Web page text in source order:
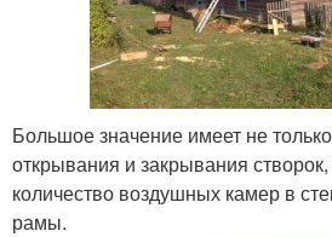
Большое значение имеет не
открывания и закрывания
количество воздушных камер в
рамы.